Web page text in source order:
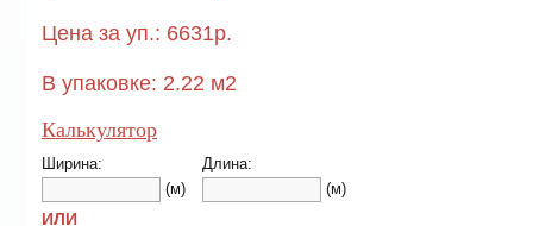
Цена за уп.: 6631р.
В упаковке: 2.22 м2
Калькулятор
Ширина:
(м)
Длина:
(м)
ИЛИ